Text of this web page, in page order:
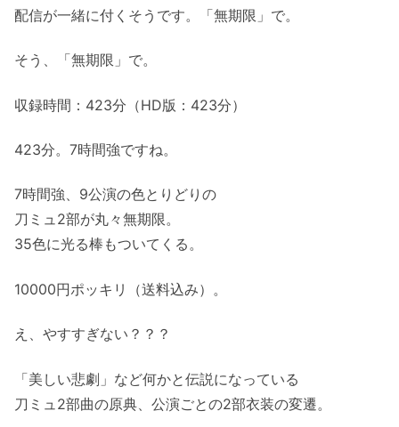
配信が一緒に付くそうです。「無期限」で。
そう、「無期限」で。
収録時間：423分（HD版：423分）
423分。7時間強ですね。
7時間強、9公演の色とりどりの
刀ミュ2部が丸々無期限。
35色に光る棒もついてくる。
10000円ポッキリ（送料込み）。
え、やすすぎない？？？
「美しい悲劇」など何かと伝説になっている
刀ミュ2部曲の原典、公演ごとの2部衣装の変遷。